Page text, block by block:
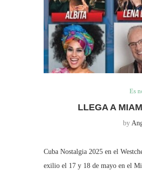
Es
LLEGA A
by
Cuba Nostalgia 2025 en el
exilio el 17 y 18 de mayo en el